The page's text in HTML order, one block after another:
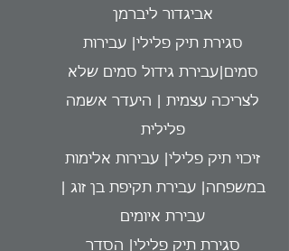
אביגדור ליברמן
סגירת תיק פלילי| עבירות
סמים|עבירת גידול סמים שלא
לצריכה עצמית | היעדר אשמה
פלילית
זיכוי תיק פלילי| עבירות אלימות
במשפחה| עבירת תקיפת בן זוג |
עבירת איומים
סגירת תיק פלילי| הסדר